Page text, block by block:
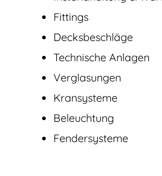
Fittings
Decksbeschläge
Technische Anlagen
Verglasungen
Kransysteme
Beleuchtung
Fendersysteme